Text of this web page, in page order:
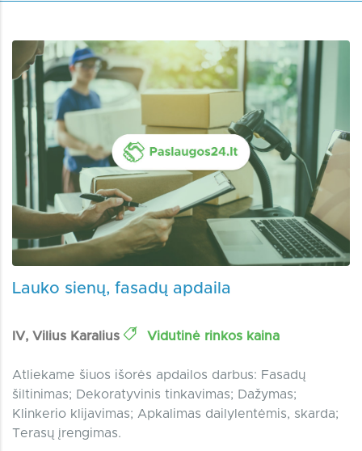
Lauko sienų, fasadų apdaila
IV, Vilius Karalius Vidutinė rinkos kaina
Atliekame šiuos išorės apdailos darbus: Fasadų
šiltinimas; Dekoratyvinis tinkavimas; Dažymas;
Klinkerio klijavimas; Apkalimas dailylentėmis, skarda;
Terasų įrengimas.